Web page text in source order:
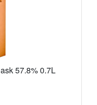
57.8% 0.7L